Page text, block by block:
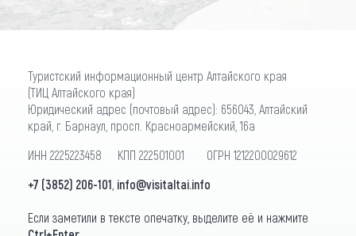
Туристский информационный центр Алтайского края
(ТИЦ Алтайского края)
Юридический адрес (почтовый адрес): 656043, Алтайский
край, г. Барнаул, просп. Красноармейский, 16а
ИНН 2225223458 КПП 222501001 ОГРН 1212200029612
+7 (3852) 206-101 info@visitaltai.info
Если заметили в тексте опечатку, выделите её и нажмите